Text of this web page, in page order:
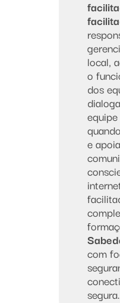
local,
o
dos
e
com
segura.